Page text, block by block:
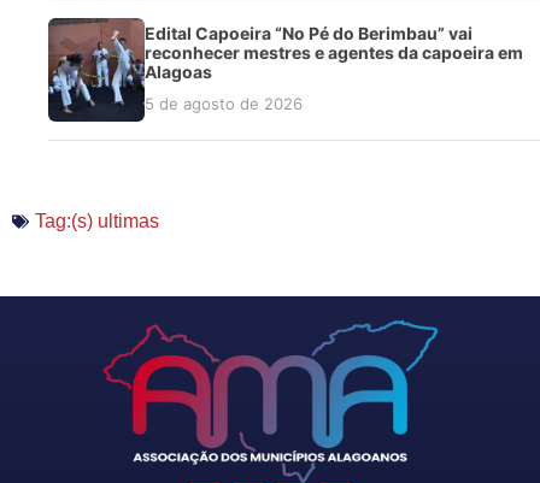
Edital Capoeira “No Pé do Berimbau” vai
reconhecer mestres e agentes da capoeira em
Alagoas
5 de agosto de 2026
Tag:(s) ultimas